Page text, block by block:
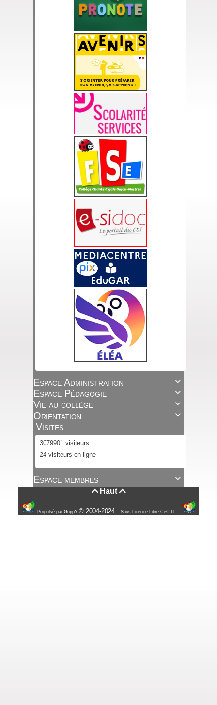

Espace Administration

Espace Pédagogie

Vie au collège

Orientation
Visites
3079901 visiteurs
24 visiteurs en ligne

Espace membres
Haut 
Propulsé par GuppY© 2004-2024 Sous Licence Libre CeCILL